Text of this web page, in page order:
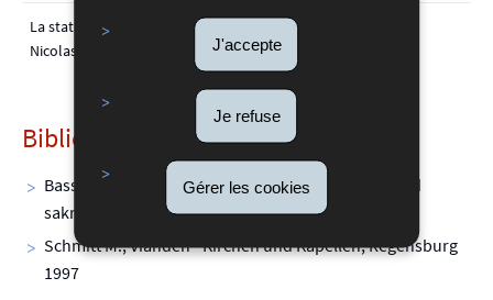
J'accepte
Je refuse
Gérer les cookies
La statue de st
Nicolas
Bibliographie :
Bassing P., Vianden in seinen Kirchen, Kapellen und
sakralen Kunstschätzen, Luxemburg 1983
Schmitt M., Vianden - Kirchen und Kapellen, Regensburg
1997